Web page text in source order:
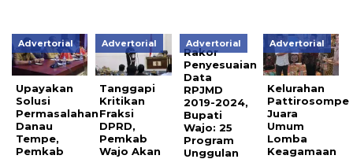
Advertorial
Upayakan
Solusi
Permasalahan
Danau
Tempe,
Pemkab
Advertorial
Tanggapi
Kritikan
Fraksi
DPRD,
Pemkab
Wajo Akan
Advertorial
Rakor
Penyesuaian
Data
RPJMD
2019-2024,
Bupati
Wajo: 25
Program
Unggulan
Advertorial
Kelurahan
Pattirosompe
Juara
Umum
Lomba
Keagamaan